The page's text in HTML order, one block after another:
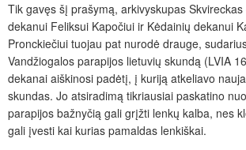
Tik gavęs šį prašymą, arkivyskupas
dekanui Feliksui Kapočiui ir Kėdainių dekanui
Pronckiečiui tuojau pat nurodė drauge,
Vandžiogalos parapijos lietuvių skundą (LVIA
dekanai aiškinosi padėtį, į kuriją atkeliavo
skundas. Jo atsiradimą tikriausiai paskatino
parapijos bažnyčią gali grįžti lenkų kalba, nes
gali įvesti kai kurias pamaldas lenkiškai.